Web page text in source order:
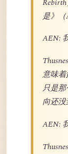
是》（
AEN:
意味
只是
向还没
AEN: